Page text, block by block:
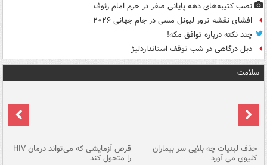
نصب کتیبه‌های دهه پایانی صفر در حرم امام رئوف
افشای نقشه ترور لیونل مسی در جام جهانی ۲۰۲۶
چند نکته درباره توافق مکه!
دبل درگاهی در شب توقف استانداردلیژ
سلامت
حذف لبنیات چه بلایی سر بیماران
کلیوی می آورد
قرص آزمایشی که می‌تواند درمان HIV
را متحول کند